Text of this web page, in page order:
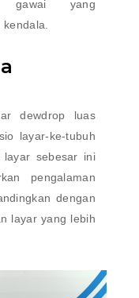
gawai yang
dewdrop luas
layar-ke-tubuh
layar sebesar ini
pengalaman
dengan
layar yang lebih